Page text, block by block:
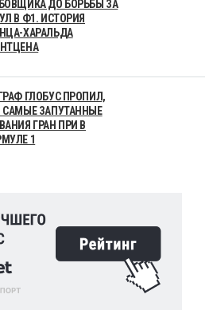
ДО БОРЬБЫ ЗА
В Ф1. ИСТОРИЯ
ХАРАЛЬДА
ГЛОБУС ПРОПИЛ,
САМЫЕ ЗАПУТАННЫЕ
ГРАН ПРИ В
1